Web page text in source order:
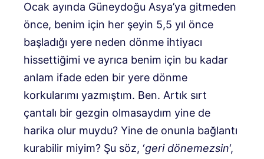
Ocak ayında Güneydoğu Asya’ya gitmeden
önce, benim için her şeyin 5,5 yıl önce
başladığı yere neden dönme ihtiyacı
hissettiğimi ve ayrıca benim için bu kadar
anlam ifade eden bir yere dönme
korkularımı yazmıştım. Ben. Artık sırt
çantalı bir gezgin olmasaydım yine de
harika olur muydu? Yine de onunla bağlantı
kurabilir miyim? Şu söz, ‘geri dönemezsin‘,